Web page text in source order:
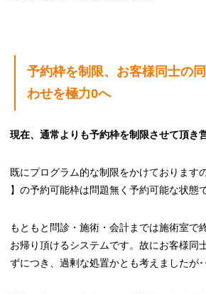
予約枠を制限、お客様同士の
わせを極力0へ
現在、通常よりも予約枠を制限させて頂き
既にプログラム的な制限をかけております
】の予約可能枠は問題無く予約可能な状態で
もともと問診・施術・会計までは施術室で
お帰り頂けるシステムです。故にお客様同
ずにつき、過剰な処置かとも考えましたが･